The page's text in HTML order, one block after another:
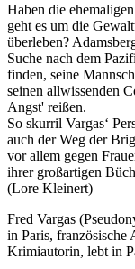
Haben die
geht es um die
überleben?
Suche nach dem
finden, seine
seinen allwissenden
Angst' reißen.
So skurril Vargas‘
auch der Weg der
vor allem gegen
ihrer großartigen
(Lore Kleinert)
Fred Vargas
in Paris, französische
Krimiautorin, lebt in